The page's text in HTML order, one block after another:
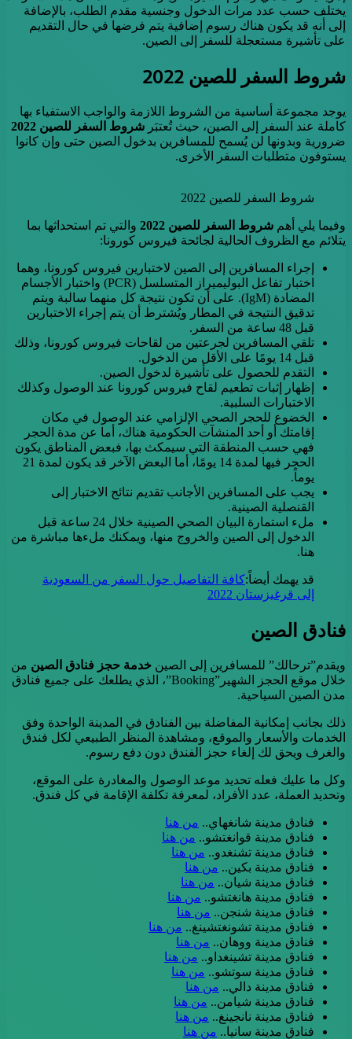
يختلف حسب عدد مرات الدخول وجنسية مقدم الطلب، بالإضافة
إلى أنه قد يكون هناك رسوم إضافية يتم فرضها في حال التقديم
على تأشيرة مستعجلة للسفر إلى الصين.
شروط السفر للصين 2022
يوجد مجموعة أساسية من الشروط اللازمة والواجب الاستفياء بها
كاملة عند السفر إلى الصين، حيث تُعتبَر شروط السفر للصين 2022
ضرورية وبدونها لن يُسمح للمسافرين بدخول الصين حتى وإن كانوا
يستوفون متطلبات السفر الأخرى.
شروط السفر للصين 2022
وفيما يلي أهم شروط السفر للصين 2022
والتي تم استحداثها بما
يتلائم مع الظروف الحالية لجائحة فيروس كورونا:
إجراء المسافرين إلى الصين لاختبارين فيروس كورونا، وهما
اختبار تفاعل البوليميراز المتسلسل (PCR) واختبار الأجسام
المضادة (IgM). على أن تكون نتيجة كل منهما سالبة ويتم
تدقيق النتيجة في المطار ويُشترط أن يتم إجراء الاختبارين
قبل 48 ساعة من السفر.
تلقي المسافرين لجرعتين من لقاحات فيروس كورونا، وذلك
قبل 14 يومًا على الأقل من الدخول.
التقدم للحصول على تأشيرة لدخول الصين.
إظهار إثبات تطعيم لقاح فيروس كورونا عند الوصول وكذلك
الاختبارات السلبية.
الخضوع للحجر الصحي الإلزامي عند الوصول في مكان
إقامتك أو أحد المنشآت الحكومية هناك، أما عن مدة الحجر
فهي حسب المنطقة التي سيمكث بها، فبعض المناطق يكون
الحجر فيها لمدة 14 يومًا، أما البعض الآخر قد يكون لمدة 21
يوماً.
يجب على المسافرين الأجانب تقديم نتائج الاختبار إلى
القنصلية الصينية.
ملء استمارة البيان الصحي الصينية خلال 24 ساعة قبل
الدخول إلى الصين والخروج منها، ويمكنك ملءها مباشرة من
هنا.
قد يهمك أيضاً:كافة التفاصيل حول السفر من السعودية
إلى قرغيزستان 2022
فنادق الصين
ويقدم”ترحالك” للمسافرين إلى الصين خدمة حجز فنادق الصين من
خلال موقع الحجز الشهير”Booking”، الذي يطلعك على جميع فنادق
مدن الصين السياحية.
ذلك بجانب إمكانية المفاضلة بين الفنادق في المدينة الواحدة وفق
الخدمات والأسعار والموقع، ومشاهدة المنظر الطبيعي لكل فندق
والغرف ويحق لك إلغاء حجز الفندق دون دفع رسوم.
وكل ما عليك فعله تحديد موعد الوصول والمغادرة على الموقع،
وتحديد العملة، عدد الأفراد، لمعرفة تكلفة الإقامة في كل فندق.
فنادق مدينة شانغهاي.. من هنا
فنادق مدينة قوانغتشو.. من هنا
فنادق مدينة تشنغدو.. من هنا
فنادق مدينة بكين.. من هنا
فنادق مدينة شيان.. من هنا
فنادق مدينة هانغتشو.. من هنا
فنادق مدينة شنجن.. من هنا
فنادق مدينة تشونغتشينغ.. من هنا
فنادق مدينة ووهان.. من هنا
فنادق مدينة تشينغداو.. من هنا
فنادق مدينة سوتشو.. من هنا
فنادق مدينة دالي.. من هنا
فنادق مدينة شيامن.. من هنا
فنادق مدينة نانجينغ.. من هنا
فنادق مدينة سانيا.. من هنا